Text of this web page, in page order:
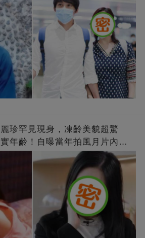
珍罕見現身，凍齡美貌超驚
年齡！自曝當年拍風月片內
當久了」？